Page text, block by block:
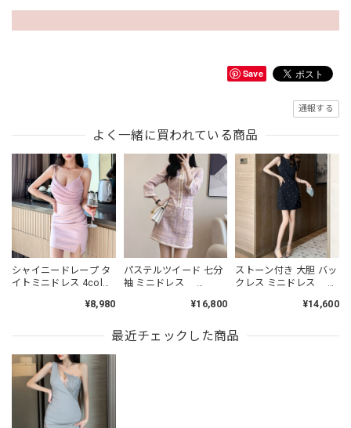
Save
通報する
よく一緒に買われている商品
シャイニードレープ タ
イトミニドレス 4col
¥8,980
パステルツイード 七分
袖 ミニドレス
¥16,800
ストーン付き 大胆 バッ
クレス ミニドレス
¥14,600
最近チェックした商品